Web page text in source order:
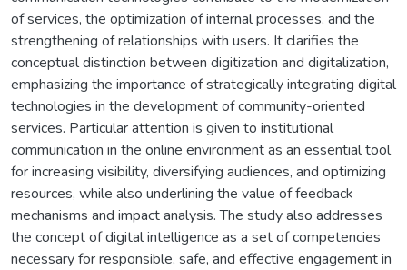
of services, the optimization of internal processes, and the
strengthening of relationships with users. It clarifies the
conceptual distinction between digitization and digitalization,
emphasizing the importance of strategically integrating digital
technologies in the development of community-oriented
services. Particular attention is given to institutional
communication in the online environment as an essential tool
for increasing visibility, diversifying audiences, and optimizing
resources, while also underlining the value of feedback
mechanisms and impact analysis. The study also addresses
the concept of digital intelligence as a set of competencies
necessary for responsible, safe, and effective engagement in